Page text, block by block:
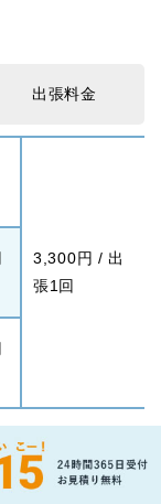
出張料金
3,300円 / 出
張1回